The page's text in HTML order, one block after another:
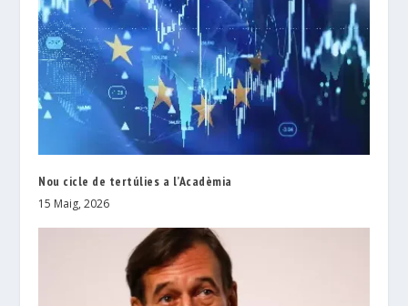
Nou cicle de tertúlies a l’Acadèmia
15 Maig, 2026